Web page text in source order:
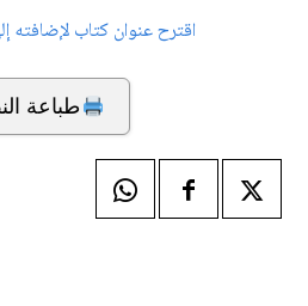
اقترح عنوان كتاب لإضافته
طباعة